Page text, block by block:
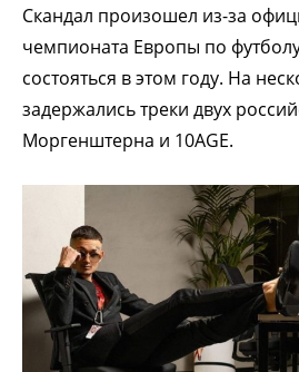
Скандал произошел из-за
чемпионата Европы по
состояться в этом году. На
задержались треки двух
Моргенштерна и 10AGE.